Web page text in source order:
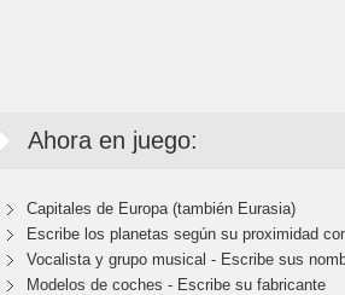
Ahora en juego:
Capitales de Europa (también Eurasia)
Escribe los planetas según su proximidad
Vocalista y grupo musical - Escribe sus
Modelos de coches - Escribe su fabricante